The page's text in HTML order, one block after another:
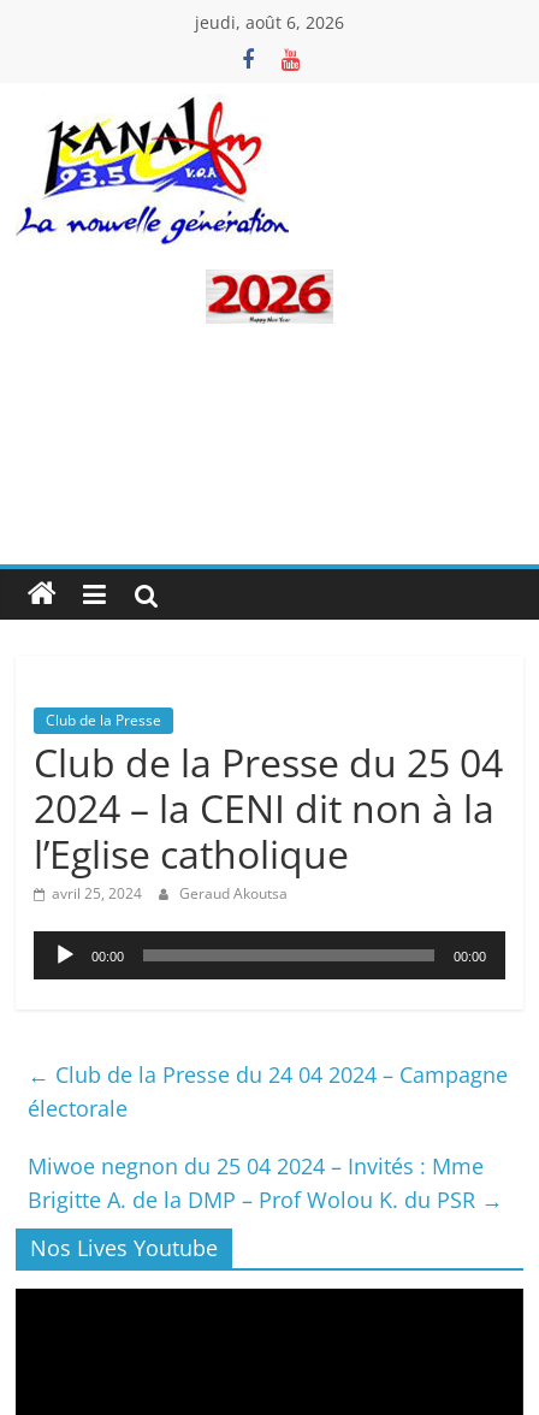
jeudi, août 6, 2026
Kanal
Club de la Presse
Club de la Presse du 25 04
2024 – la CENI dit non à la
l’Eglise catholique
avril 25, 2024 Geraud Akoutsa
Lecteur
audio
00:00 00:00
← Club de la Presse du 24 04 2024 – Campagne
électorale
Miwoe negnon du 25 04 2024 – Invités : Mme
Brigitte A. de la DMP – Prof Wolou K. du PSR →
Nos Lives Youtube